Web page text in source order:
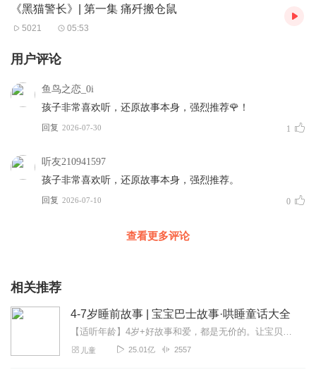
《黑猫警长》| 第一集 痛歼搬仓鼠
5021 05:53
用户评论
鱼鸟之恋_0i
孩子非常喜欢听，还原故事本身，强烈推荐🌹！
回复 2026-07-30 1
听友210941597
孩子非常喜欢听，还原故事本身，强烈推荐。
回复 2026-07-10 0
查看更多评论
相关推荐
4-7岁睡前故事 | 宝宝巴士故事·哄睡童话大全
【适听年龄】4岁+好故事和爱，都是无价的。让宝贝们的睡前时光更有趣有益是我们的期望！——宝宝巴士专辑针对不同年龄段的小朋友，专门订制了多种精彩的主题故事，如培养...
儿童 25.01亿 2557